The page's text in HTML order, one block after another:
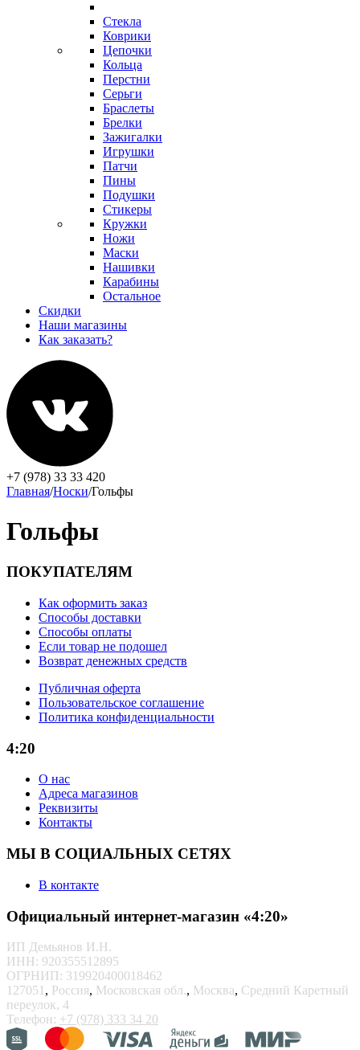
Стекла
Коврики
Цепочки
Кольца
Перстни
Серьги
Браслеты
Брелки
Зажигалки
Игрушки
Патчи
Пины
Подушки
Стикеры
Кружки
Ножи
Маски
Нашивки
Карабины
Остальное
Скидки
Наши магазины
Как заказать?
+7 (978) 33 33 420
Главная/Носки/Гольфы
Гольфы
ПОКУПАТЕЛЯМ
Как оформить заказ
Способы доставки
Способы оплаты
Если товар не подошел
Возврат денежных средств
Публичная оферта
Пользовательское соглашение
Политика конфиденциальности
4:20
О нас
Адреса магазинов
Реквизиты
Контакты
МЫ В СОЦИАЛЬНЫХ СЕТЯХ
В контакте
Официальный интернет-магазин «4:20»
ИП Демьянов И.Н.
ИНН: 920355512895
ОГРНИП: 319920400018462
127051 , Россия, Московская обл., Москва, Средний Каретный
переулок, 4
Телефон: +7 (978) 333 34 20